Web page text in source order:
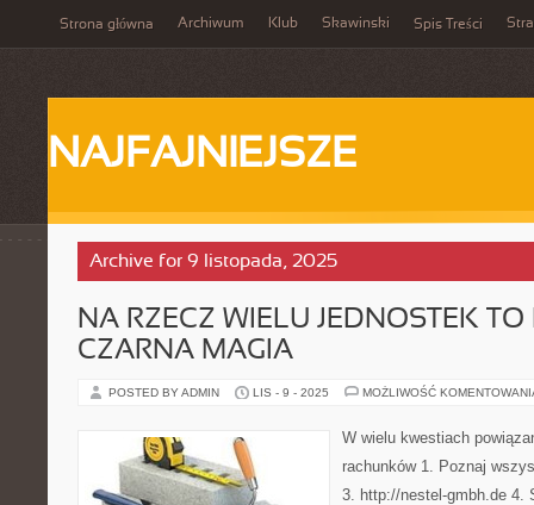
Strona główna Archiwum Klub Skawinski Spis Treści
NAJFAJNIEJSZE
Archive for 9 listopada, 2025
NA RZECZ WIELU JEDNOSTEK TO
CZARNA MAGIA
POSTED BY ADMIN LIS - 9 - 2025 MOŻLIWOŚĆ
W wielu kwestiach
rachunków 1. Poznaj
3. http://nestel-gmbh.de 4.